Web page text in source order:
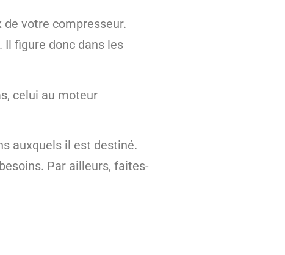
votre compresseur.
Il figure donc dans les
celui au moteur
auxquels il est destiné.
Par ailleurs, faites-